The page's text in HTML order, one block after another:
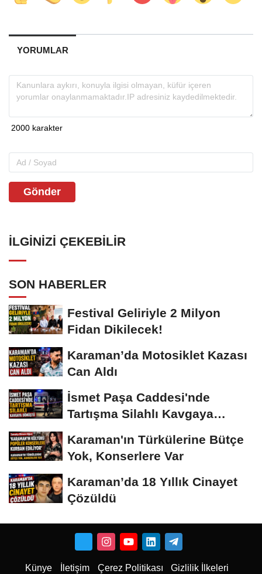
YORUMLAR
Gönder
İLGINIZI ÇEKEBILIR
SON HABERLER
Festival Geliriyle 2 Milyon
Fidan Dikilecek!
Karaman’da Motosiklet Kazası
Can Aldı
İsmet Paşa Caddesi'nde
Tartışma Silahlı Kavgaya
Karaman'ın Türkülerine Bütçe
Yok, Konserlere Var
Karaman’da 18 Yıllık Cinayet
Çözüldü
Künye İletişim Çerez Politikası Gizlilik İlkeleri